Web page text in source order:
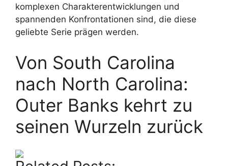
komplexen Charakterentwicklungen und
spannenden Konfrontationen sind, die diese
geliebte Serie prägen werden.
Von South Carolina
nach North Carolina:
Outer Banks kehrt zu
seinen Wurzeln zurück